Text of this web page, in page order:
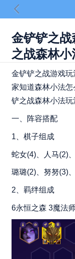
金铲铲之
之战森林
金铲铲之战游戏
家知道森林小法
铲之战森林小法玩
一、阵容搭配
1、棋子组成
蛇女(4)、人马(2)
璐璐(2)、努努(3)
2、羁绊组成
6永恒之森 3魔法